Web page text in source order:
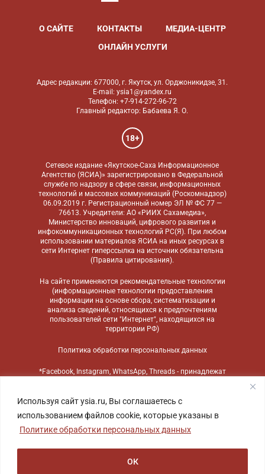
Используя сайт ysia.ru, Вы соглашаетесь с
использованием файлов cookie, которые указаны в
Политике обработки персональных данных
ОК
О САЙТЕ КОНТАКТЫ
МЕДИА-ЦЕНТР
ОНЛАЙН УСЛУГИ
Адрес редакции: 677000, г. Якутск, ул. Орджоникидзе, 31.
E-mail: ysia1@yandex.ru
Телефон: +7-914-272-96-72
Главный редактор: Бабаева Я. О.
18+
Сетевое издание «Якутское-Саха Информационное
Агентство (ЯСИА)» зарегистрировано в Федеральной
службе по надзору в сфере связи, информационных
технологий и массовых коммуникаций (Роскомнадзор)
06.09.2019 г. Регистрационный номер ЭЛ № ФС 77 —
76613. Учредители: АО «РИИХ Сахамедиа»,
Министерство инноваций, цифрового развития и
инфокоммуникационных технологий РС(Я). При любом
использовании материалов ЯСИА на иных ресурсах в
сети Интернет гиперссылка на источник обязательна
(Правила цитирования).
На сайте применяются рекомендательные технологии
(информационные технологии предоставления
информации на основе сбора, систематизации и
анализа сведений, относящихся к предпочтениям
пользователей сети "Интернет", находящихся на
территории РФ)
Политика обработки персональных данных
*Facebook, Instagram, WhatsApp, Threads - принадлежат